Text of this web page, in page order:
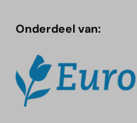
Onderdeel van: